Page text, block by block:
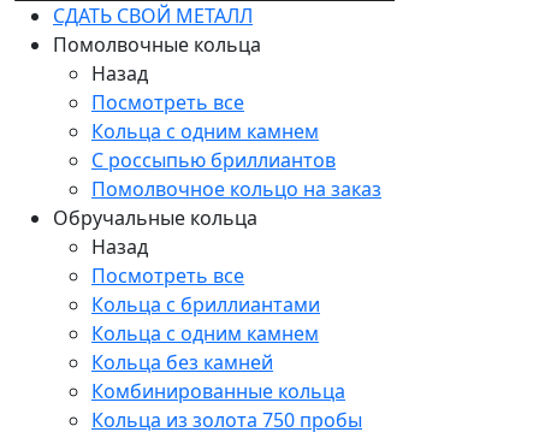
СДАТЬ СВОЙ МЕТАЛЛ
Помолвочные кольца
Назад
Посмотреть все
Кольца с одним камнем
С россыпью бриллиантов
Помолвочное кольцо на заказ
Обручальные кольца
Назад
Посмотреть все
Кольца с бриллиантами
Кольца с одним камнем
Кольца без камней
Комбинированные кольца
Кольца из золота 750 пробы